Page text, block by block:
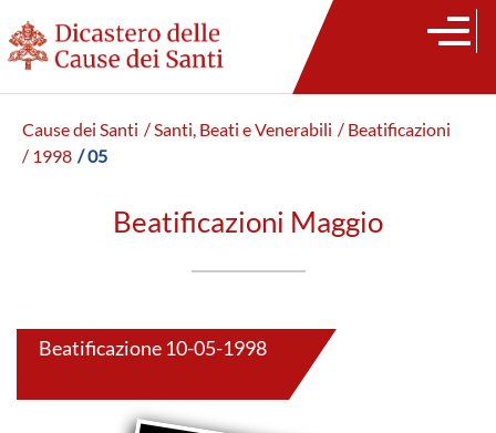
Cause dei Santi / Santi, Beati e Venerabili / Beatificazioni
/ 1998 / 05
Beatificazioni Maggio
Beatificazione 10-05-1998